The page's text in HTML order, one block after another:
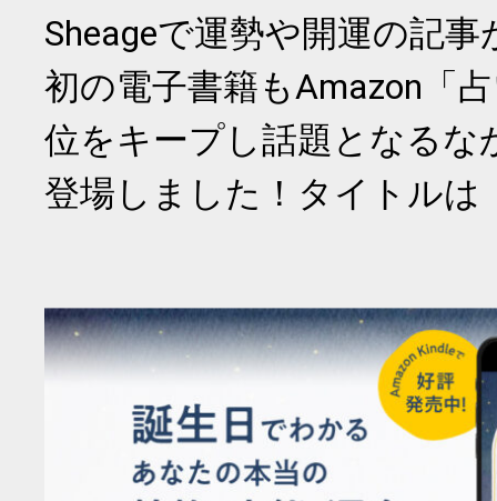
Sheageで運勢や開運の記
初の電子書籍もAmazon「
位をキープし話題となるな
登場しました！タイトルは